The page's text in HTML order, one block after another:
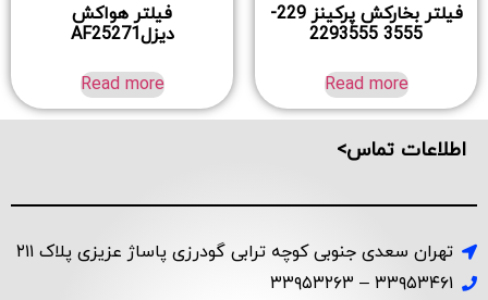
فیلتر بخارکش پرکینز 229-
3555 2293555
Read more
فیلتر هواکش
دیزلAF25271
Read more
اطلاعات تماس>
تهران سعدی جنوبی کوچه ترابی گودرزی پاساژ عزیزی پلاک ۲۱۱
۳۳۹۵۳۴۶۱ – ۳۳۹۵۳۲۶۳